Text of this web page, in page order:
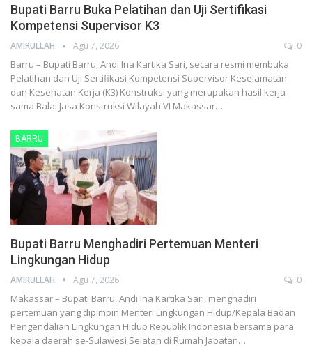
Bupati Barru Buka Pelatihan dan Uji Sertifikasi
Kompetensi Supervisor K3
AMIRULLAH Agu 7, 2026 0
Barru – Bupati Barru, Andi Ina Kartika Sari, secara resmi membuka
Pelatihan dan Uji Sertifikasi Kompetensi Supervisor Keselamatan
dan Kesehatan Kerja (K3) Konstruksi yang merupakan hasil kerja
sama Balai Jasa Konstruksi Wilayah VI Makassar…
BARRU
Bupati Barru Menghadiri Pertemuan Menteri
Lingkungan Hidup
AMIRULLAH Agu 7, 2026 0
Makassar – Bupati Barru, Andi Ina Kartika Sari, menghadiri
pertemuan yang dipimpin Menteri Lingkungan Hidup/Kepala Badan
Pengendalian Lingkungan Hidup Republik Indonesia bersama para
kepala daerah se-Sulawesi Selatan di Rumah Jabatan…